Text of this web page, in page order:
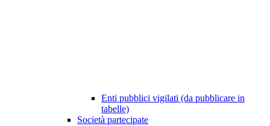
Enti pubblici vigilati (da pubblicare in
tabelle)
Società partecipate